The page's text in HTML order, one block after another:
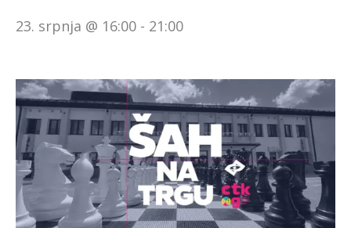
23. srpnja @ 16:00 - 21:00